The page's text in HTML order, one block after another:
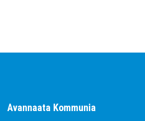
Avannaata Kommunia